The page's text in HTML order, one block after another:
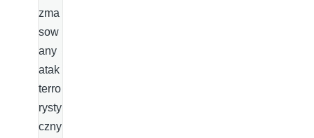
zma
sow
any
atak
terro
rysty
czny